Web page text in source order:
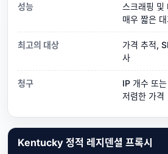
성능
스크래핑 및
매우 짧은
최고의 대상
가격 추적,
사
청구
IP 개수 또
저렴한 가격
Kentucky 정적 레지덴셜 프록시